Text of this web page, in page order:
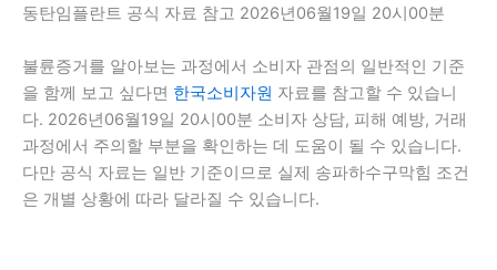
동탄임플란트 공식 자료 참고 2026년06월19일 20시00분
불륜증거를 알아보는 과정에서 소비자 관점의 일반적인 기준
을 함께 보고 싶다면 한국소비자원 자료를 참고할 수 있습니
다. 2026년06월19일 20시00분 소비자 상담, 피해 예방, 거래
과정에서 주의할 부분을 확인하는 데 도움이 될 수 있습니다.
다만 공식 자료는 일반 기준이므로 실제 송파하수구막힘 조건
은 개별 상황에 따라 달라질 수 있습니다.